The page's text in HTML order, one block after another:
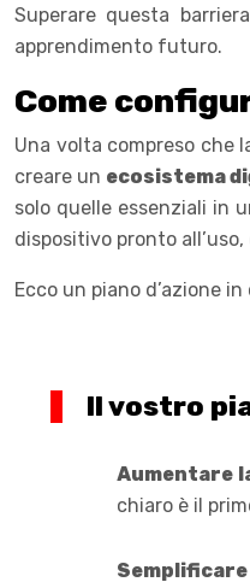
Superare questa
apprendimento futuro.
Come
Una volta compreso che
creare un ecosistema
solo quelle essenziali in
dispositivo pronto
Ecco un piano d’azione
Il vostro
Aumentare
chiaro è il